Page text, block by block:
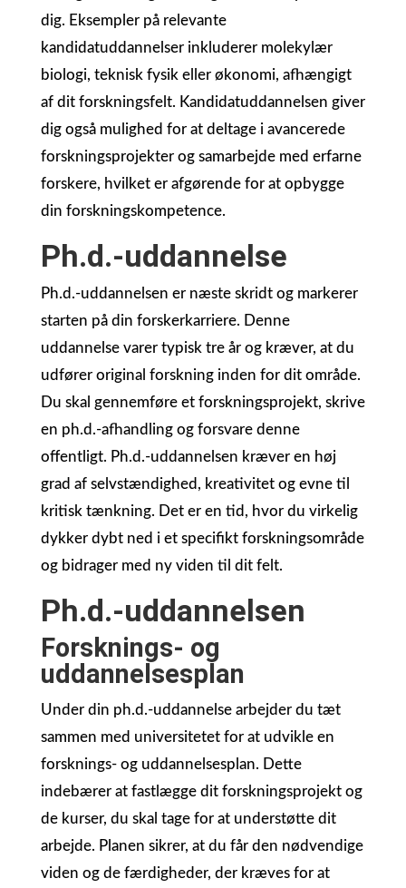
dig. Eksempler på relevante
kandidatuddannelser inkluderer molekylær
biologi, teknisk fysik eller økonomi, afhængigt
af dit forskningsfelt. Kandidatuddannelsen giver
dig også mulighed for at deltage i avancerede
forskningsprojekter og samarbejde med erfarne
forskere, hvilket er afgørende for at opbygge
din forskningskompetence.
Ph.d.-uddannelse
Ph.d.-uddannelsen er næste skridt og markerer
starten på din forskerkarriere. Denne
uddannelse varer typisk tre år og kræver, at du
udfører original forskning inden for dit område.
Du skal gennemføre et forskningsprojekt, skrive
en ph.d.-afhandling og forsvare denne
offentligt. Ph.d.-uddannelsen kræver en høj
grad af selvstændighed, kreativitet og evne til
kritisk tænkning. Det er en tid, hvor du virkelig
dykker dybt ned i et specifikt forskningsområde
og bidrager med ny viden til dit felt.
Ph.d.-uddannelsen
Forsknings- og
uddannelsesplan
Under din ph.d.-uddannelse arbejder du tæt
sammen med universitetet for at udvikle en
forsknings- og uddannelsesplan. Dette
indebærer at fastlægge dit forskningsprojekt og
de kurser, du skal tage for at understøtte dit
arbejde. Planen sikrer, at du får den nødvendige
viden og de færdigheder, der kræves for at